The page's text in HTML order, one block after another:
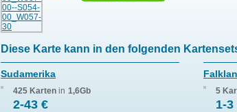
Diese Karte kann in den folgenden
Sudamerika
425 Karten in 1,6Gb
2-43 €
5
1-3